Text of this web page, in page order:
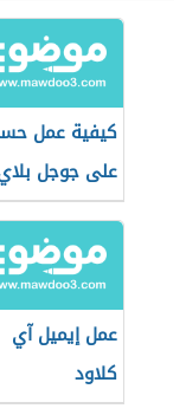
كيفية عمل
على جوجل
عمل إيميل آي
كلاود